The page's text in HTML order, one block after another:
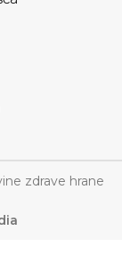
zdrave hrane